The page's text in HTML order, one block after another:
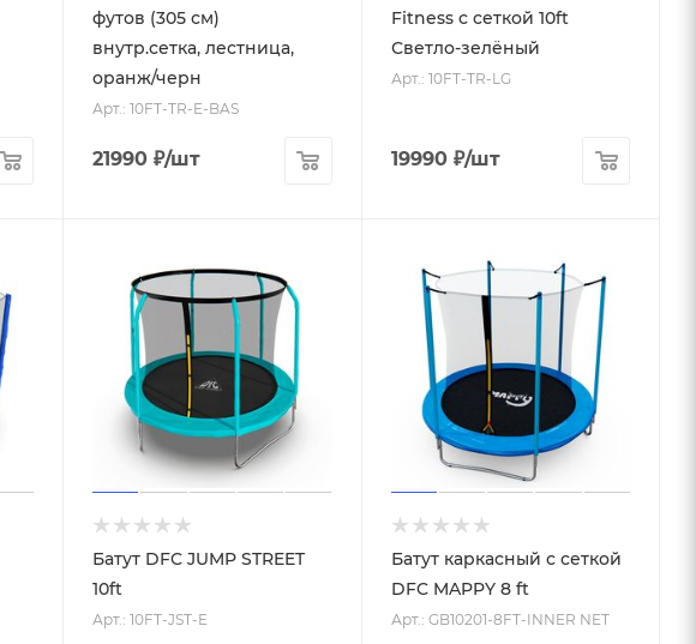
футов (305 см)
внутр.сетка, лестница,
оранж/черн
Арт.: 10FT-TR-E-BAS
21990 ₽/шт
Fitness с сеткой 10ft
Светло-зелёный
Арт.: 10FT-TR-LG
19990₽/шт
Батут DFC JUMP STREET
10ft
Арт.: 10FT-JST-E
Батут каркасный с сеткой
DFC MAPPY 8 ft
Арт.: GB10201-8FT-INNER NET